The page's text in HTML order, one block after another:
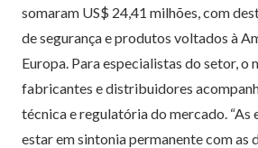
somaram US$ 24,41 milhões, com
de segurança e produtos voltados à
Europa. Para especialistas do setor, o
fabricantes e distribuidores
técnica e regulatória do mercado. “As
estar em sintonia permanente com as